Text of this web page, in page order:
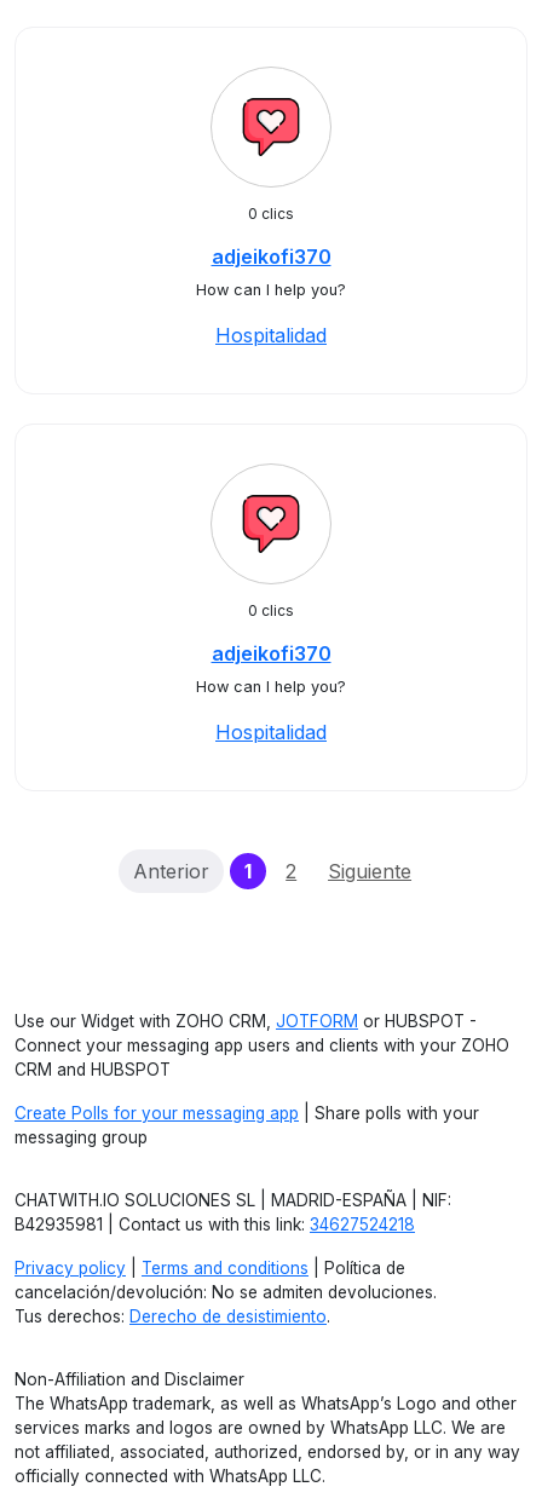
0 clics
adjeikofi370
How can I help you?
Hospitalidad
0 clics
adjeikofi370
How can I help you?
Hospitalidad
Anterior 1(current)
2 Siguiente
Use our Widget with ZOHO CRM, JOTFORM or HUBSPOT -
Connect your messaging app users and clients with your ZOHO
CRM and HUBSPOT
Create Polls for your messaging app | Share polls with your
messaging group
CHATWITH.IO SOLUCIONES SL | MADRID-ESPAÑA | NIF:
B42935981 | Contact us with this link: 34627524218
Privacy policy Terms and conditions | Política de
cancelación/devolución: No se admiten devoluciones.
Tus derechos: Derecho de desistimiento.
Non-Affiliation and Disclaimer
The WhatsApp trademark, as well as WhatsApp’s Logo and other
services marks and logos are owned by WhatsApp LLC. We are
not affiliated, associated, authorized, endorsed by, or in any way
officially connected with WhatsApp LLC.